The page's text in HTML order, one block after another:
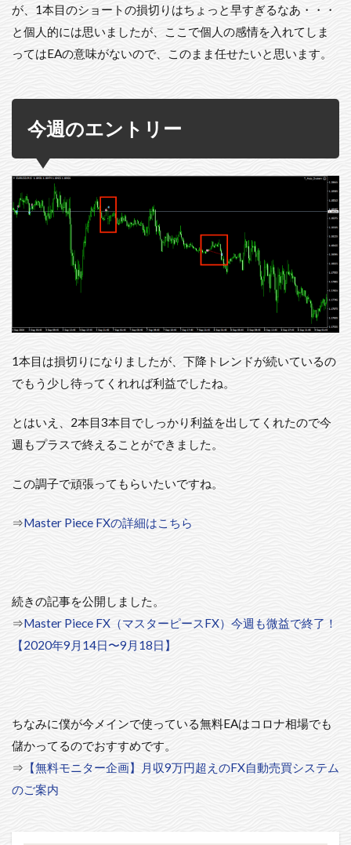
が、1本目のショートの損切りはちょっと早すぎるなあ・・・
と個人的には思いましたが、ここで個人の感情を入れてしま
ってはEAの意味がないので、このまま任せたいと思います。
今週のエントリー
1本目は損切りになりましたが、下降トレンドが続いているの
でもう少し待ってくれれば利益でしたね。
とはいえ、2本目3本目でしっかり利益を出してくれたので今
週もプラスで終えることができました。
この調子で頑張ってもらいたいですね。
⇒Master Piece FXの詳細はこちら
続きの記事を公開しました。
⇒Master Piece FX（マスターピースFX）今週も微益で終了！
【2020年9月14日〜9月18日】
ちなみに僕が今メインで使っている無料EAはコロナ相場でも
儲かってるのでおすすめです。
⇒ 【無料モニター企画】月収9万円超えのFX自動売買システム
のご案内